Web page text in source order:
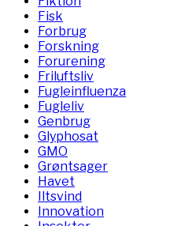
Fisk
Forbrug
Forskning
Forurening
Friluftsliv
Fugleinfluenza
Fugleliv
Genbrug
Glyphosat
GMO
Grøntsager
Havet
Iltsvind
Innovation